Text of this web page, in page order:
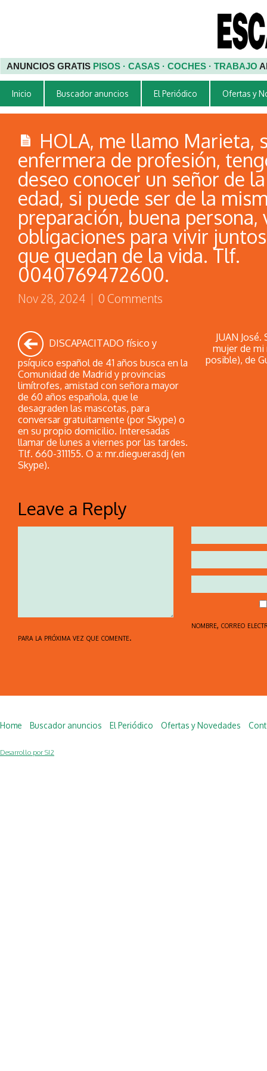
ANUNCIOS GRATIS PISOS · CASAS · COCHES · TRABAJO
Inicio Buscador anuncios El Periódico Ofertas y
HOLA, me llamo Marieta,
enfermera de profesión,
deseo conocer un señor de
edad, si puede ser de la
preparación, buena persona,
obligaciones para vivir
que quedan de la vida. Tlf.
0040769472600.
Nov 28, 2024 | 0 Comments
DISCAPACITADO físico y
psíquico español de 41 años busca en la
Comunidad de Madrid y provincias
limítrofes, amistad con señora mayor
de 60 años española, que le
desagraden las mascotas, para
conversar gratuitamente (por Skype) o
en su propio domicilio. Interesadas
llamar de lunes a viernes por las tardes.
Tlf. 660-311155. O a: mr.dieguerasdj (en
Skype).
JUAN
mujer de mi
posible), de
Leave a Reply
nombre, correo
para la próxima vez que comente.
Home Buscador anuncios El Periódico Ofertas y Novedades
Desarrollo por SI2